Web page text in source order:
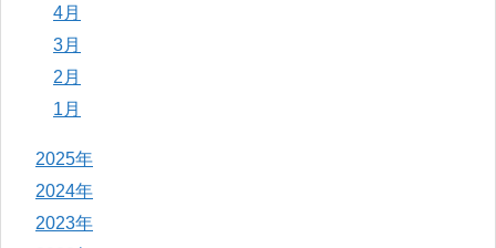
4月
3月
2月
1月
2025年
2024年
2023年